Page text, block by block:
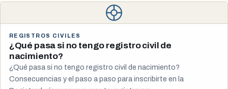
REGISTROS CIVILES
¿Qué pasa si no tengo registro civil de
nacimiento?
¿Qué pasa si no tengo registro civil de nacimiento?
Consecuencias y el paso a paso para inscribirte en la